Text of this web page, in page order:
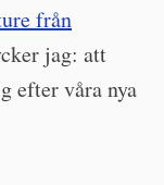
från
jag: att
efter våra nya